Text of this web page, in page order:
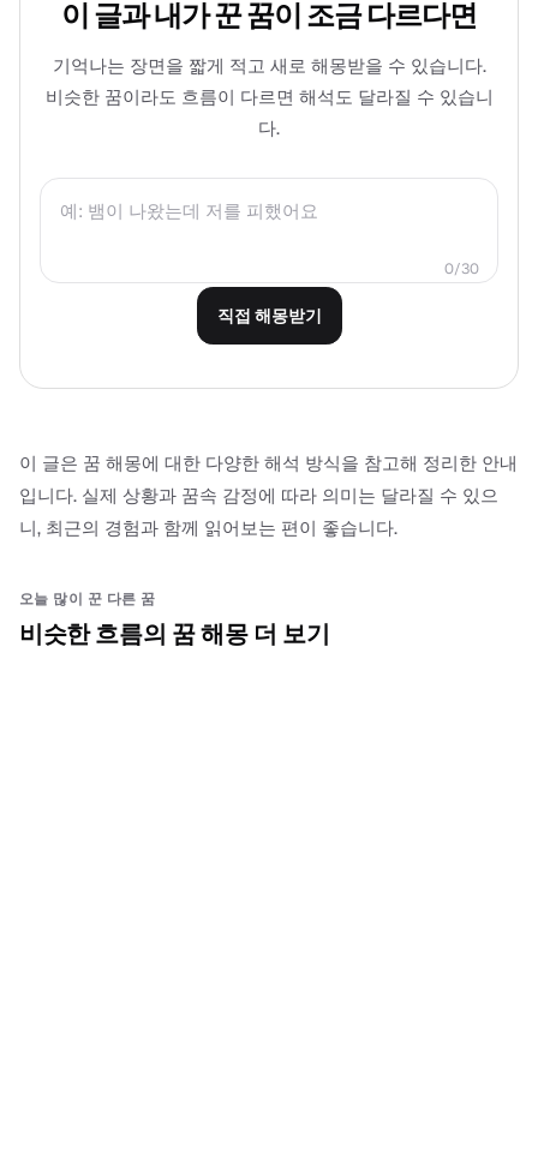
이 글과 내가 꾼 꿈이 조금 다르다면
기억나는 장면을 짧게 적고 새로 해몽받을 수 있습니다.
비슷한 꿈이라도 흐름이 다르면 해석도 달라질 수 있습니
다.
0/30
직접 해몽받기
이 글은 꿈 해몽에 대한 다양한 해석 방식을 참고해 정리한 안내
입니다. 실제 상황과 꿈속 감정에 따라 의미는 달라질 수 있으
니, 최근의 경험과 함께 읽어보는 편이 좋습니다.
오늘 많이 꾼 다른 꿈
비슷한 흐름의 꿈 해몽 더 보기